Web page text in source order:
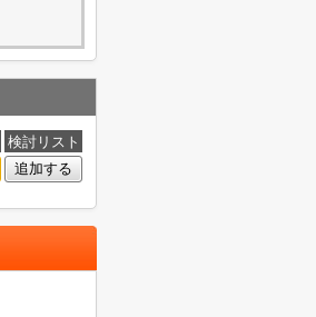
検討リスト
追加する